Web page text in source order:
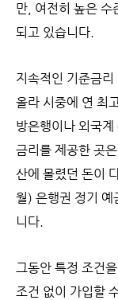
만, 여전히 높은 수
되고 있습니다.
지속적인 기준금
올라 시중에 연 최
방은행이나 외국
금리를 제공한 곳
산에 몰렸던 돈이
월) 은행권 정기
니다.
그동안 특정 조건
조건 없이 가입할